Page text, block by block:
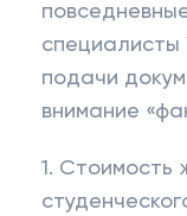
подачи
внимание
1. Стоимость